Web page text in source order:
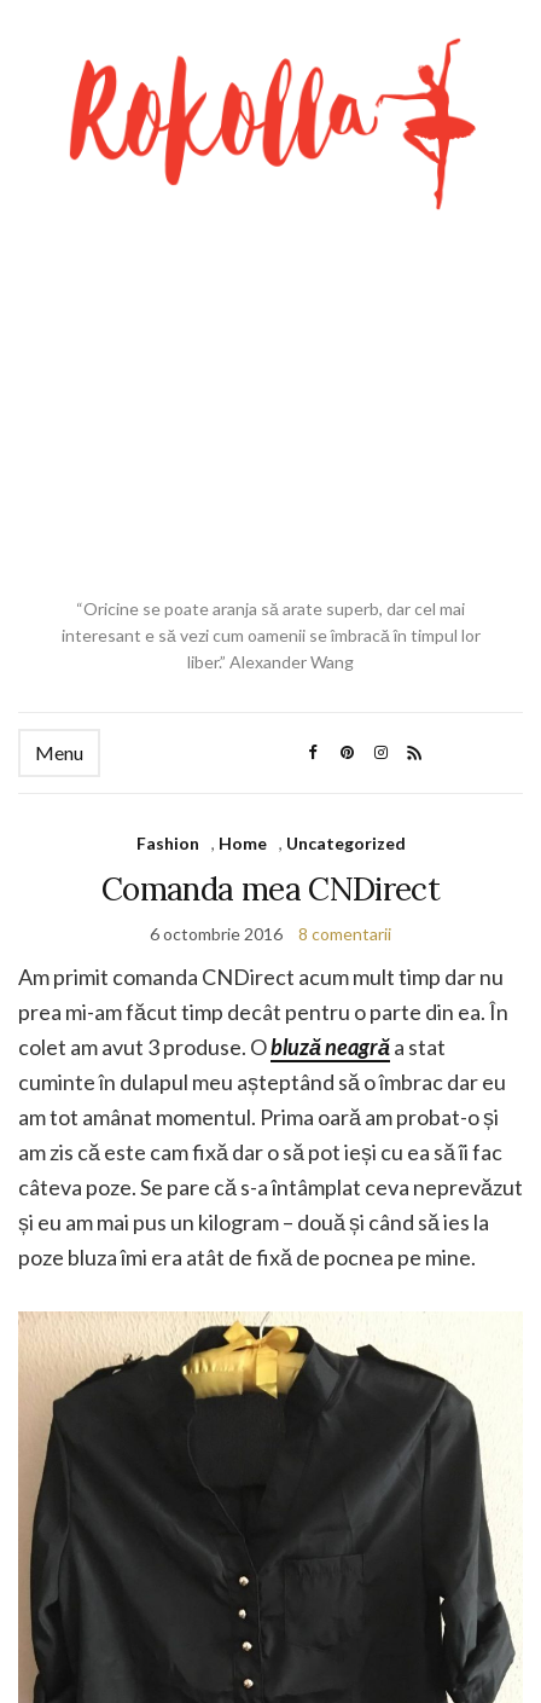
“Oricine se poate aranja să arate superb, dar cel mai
interesant e să vezi cum oamenii se îmbracă în timpul lor
liber.” Alexander Wang
Menu
Fashion , Home , Uncategorized
Comanda mea CNDirect
6 octombrie 2016 8 comentarii
Am primit comanda CNDirect acum mult timp dar nu
prea mi-am făcut timp decât pentru o parte din ea. În
colet am avut 3 produse. Obluză neagrăa stat
cuminte în dulapul meu așteptând să o îmbrac dar eu
am tot amânat momentul. Prima oară am probat-o și
am zis că este cam fixă dar o să pot ieși cu ea să îi fac
câteva poze. Se pare că s-a întâmplat ceva neprevăzut
și eu am mai pus un kilogram – două și când să ies la
poze bluza îmi era atât de fixă de pocnea pe mine.